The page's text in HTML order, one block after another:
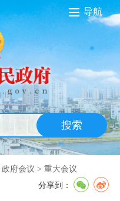
导航
搜索
政府会议 > 重大会议
分享到：